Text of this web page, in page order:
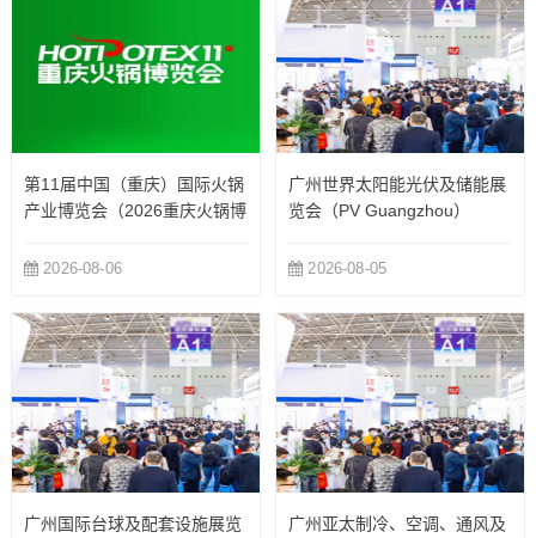
第11届中国（重庆）国际火锅
产业博览会（2026重庆火锅博
2026-08-06
广州世界太阳能光伏及储能展
览会（PV Guangzhou）
2026-08-05
广州国际台球及配套设施展览
广州亚太制冷、空调、通风及